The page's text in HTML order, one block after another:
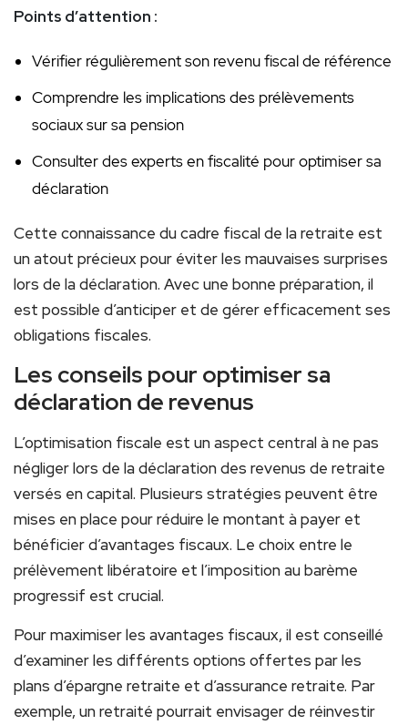
Points d’attention :
Vérifier régulièrement son revenu fiscal de référence
Comprendre les implications des prélèvements
sociaux sur sa pension
Consulter des experts en fiscalité pour optimiser sa
déclaration
Cette connaissance du cadre fiscal de la retraite est
un atout précieux pour éviter les mauvaises surprises
lors de la déclaration. Avec une bonne préparation, il
est possible d’anticiper et de gérer efficacement ses
obligations fiscales.
Les conseils pour optimiser sa
déclaration de revenus
L’optimisation fiscale est un aspect central à ne pas
négliger lors de la déclaration des revenus de retraite
versés en capital. Plusieurs stratégies peuvent être
mises en place pour réduire le montant à payer et
bénéficier d’avantages fiscaux. Le choix entre le
prélèvement libératoire et l’imposition au barème
progressif est crucial.
Pour maximiser les avantages fiscaux, il est conseillé
d’examiner les différents options offertes par les
plans d’épargne retraite et d’assurance retraite. Par
exemple, un retraité pourrait envisager de réinvestir